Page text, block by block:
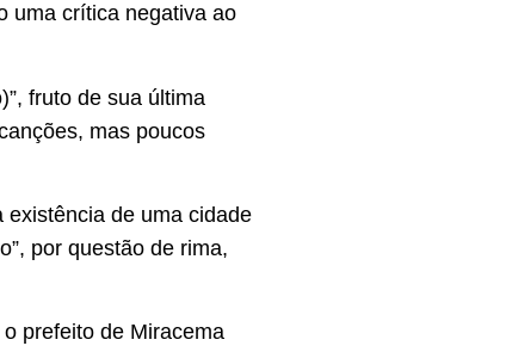
uma crítica negativa ao
fruto de sua última
mas poucos
de uma cidade
por questão de rima,
prefeito de Miracema